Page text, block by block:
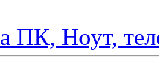
ПК, Ноут,